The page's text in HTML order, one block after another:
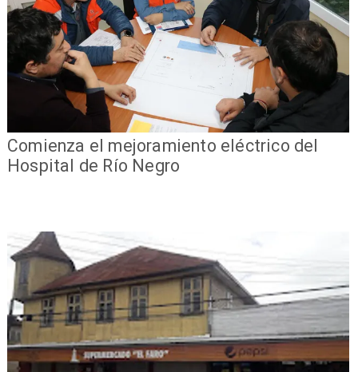
Comienza el mejoramiento eléctrico del
Hospital de Río Negro